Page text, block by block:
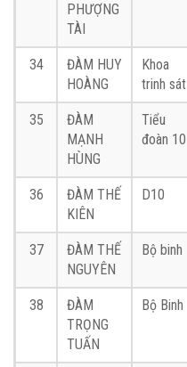
PHƯỢNG
TÀI
34
ĐÀM HUY
HOÀNG
Khoa
trinh sát
35
ĐÀM
MẠNH
HÙNG
Tiểu
đoàn 10
36
ĐÀM THẾ
KIÊN
D10
37
ĐÀM THẾ
NGUYÊN
Bộ binh
38
ĐÀM
TRỌNG
TUẤN
Bộ Binh